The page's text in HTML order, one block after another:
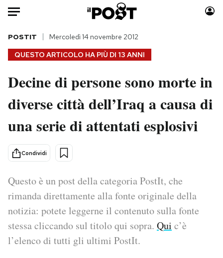
Auto
HOME
Italia
Politica
Tecnologia
Scienza
Economia
Sport
Moda
Consumismi
Storie/Idee
Altrecose
Mondiali calcio 2026
PODCAST
QUESTO ARTICOLO HA PIÙ DI 13 ANNI
POSTIT Mercoledì 14 novembre 2012
Decine di persone sono morte in
diverse città dell’Iraq a causa di
una serie di attentati esplosivi
Condividi
Questo è un post della categoria PostIt, che
rimanda direttamente alla fonte originale della
notizia: potete leggerne il contenuto sulla fonte
stessa cliccando sul titolo qui sopra. Qui c’è
l’elenco di tutti gli ultimi PostIt.